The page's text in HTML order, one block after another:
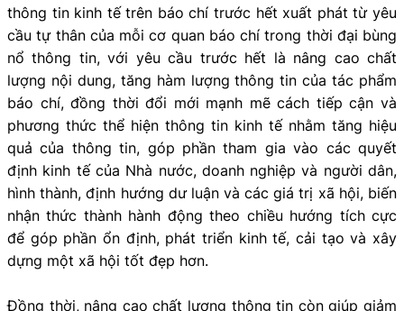
thông tin kinh tế trên báo chí trước hết xuất phát từ yêu
cầu tự thân của mỗi cơ quan báo chí trong thời đại bùng
nổ thông tin, với yêu cầu trước hết là nâng cao chất
lượng nội dung, tăng hàm lượng thông tin của tác phẩm
báo chí, đồng thời đổi mới mạnh mẽ cách tiếp cận và
phương thức thể hiện thông tin kinh tế nhằm tăng hiệu
quả của thông tin, góp phần tham gia vào các quyết
định kinh tế của Nhà nước, doanh nghiệp và người dân,
hình thành, định hướng dư luận và các giá trị xã hội, biến
nhận thức thành hành động theo chiều hướng tích cực
để góp phần ổn định, phát triển kinh tế, cải tạo và xây
dựng một xã hội tốt đẹp hơn.
Đồng thời, nâng cao chất lượng thông tin còn giúp giảm